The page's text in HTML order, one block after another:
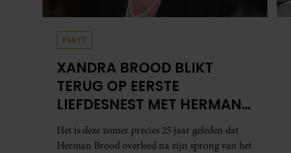
PARTY
XANDRA BROOD BLIKT
TERUG OP EERSTE
LIEFDESNEST MET HERMAN
BROOD: “HIER IS LOLA
GEBOREN”
Het is deze zomer precies 25 jaar geleden dat
Herman Brood overleed na zijn sprong van het